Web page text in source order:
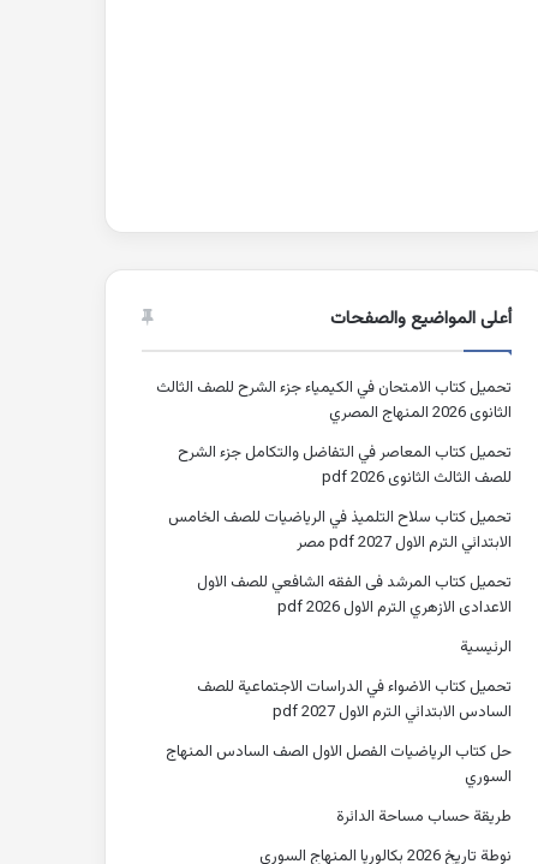
أعلى المواضيع والصفحات
تحميل كتاب الامتحان في الكيمياء جزء الشرح للصف الثالث
الثانوى 2026 المنهاج المصري
تحميل كتاب المعاصر في التفاضل والتكامل جزء الشرح
للصف الثالث الثانوى 2026 pdf
تحميل كتاب سلاح التلميذ في الرياضيات للصف الخامس
الابتدائي الترم الاول 2027 pdf مصر
تحميل كتاب المرشد فى الفقه الشافعي للصف الاول
الاعدادى الازهري الترم الاول 2026 pdf
الرئيسية
تحميل كتاب الاضواء في الدراسات الاجتماعية للصف
السادس الابتدائي الترم الاول 2027 pdf
حل كتاب الرياضيات الفصل الاول الصف السادس المنهاج
السوري
طريقة حساب مساحة الدائرة
نوطة تاريخ 2026 بكالوريا المنهاج السوري